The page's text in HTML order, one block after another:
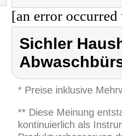
[an error
Sichler
* Preise inklusive
** Diese Meinung
kontinuierlich als